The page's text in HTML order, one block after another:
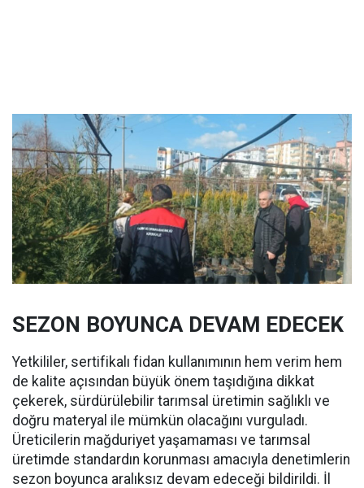
SEZON BOYUNCA DEVAM EDECEK
Yetkililer, sertifikalı fidan kullanımının hem verim hem
de kalite açısından büyük önem taşıdığına dikkat
çekerek, sürdürülebilir tarımsal üretimin sağlıklı ve
doğru materyal ile mümkün olacağını vurguladı.
Üreticilerin mağduriyet yaşamaması ve tarımsal
üretimde standardın korunması amacıyla denetimlerin
sezon boyunca aralıksız devam edeceği bildirildi. İl